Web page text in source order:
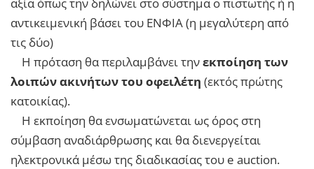
αξία όπως την δηλώνει στο σύστημα ο πιστωτής ή η
αντικειμενική βάσει του ΕΝΦΙΑ (η μεγαλύτερη από
τις δύο)
Η πρόταση θα περιλαμβάνει τηνεκποίηση των
λοιπών ακινήτων του οφειλέτη (εκτός πρώτης
κατοικίας).
Η εκποίηση θα ενσωματώνεται ως όρος στη
σύμβαση αναδιάρθρωσης και θα διενεργείται
ηλεκτρονικά μέσω της διαδικασίας του e auction.